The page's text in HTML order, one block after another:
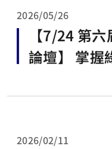
2026/05/26
【7/24 第
論壇】 掌握
2026/02/11